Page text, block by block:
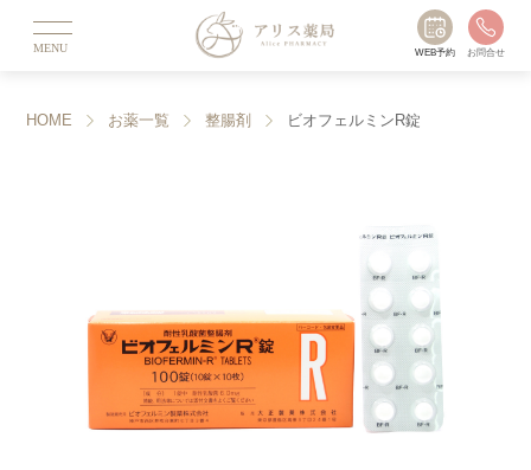
MENU WEB予約 お問合せ
HOME お薬一覧 整腸剤 ビオフェルミンR錠